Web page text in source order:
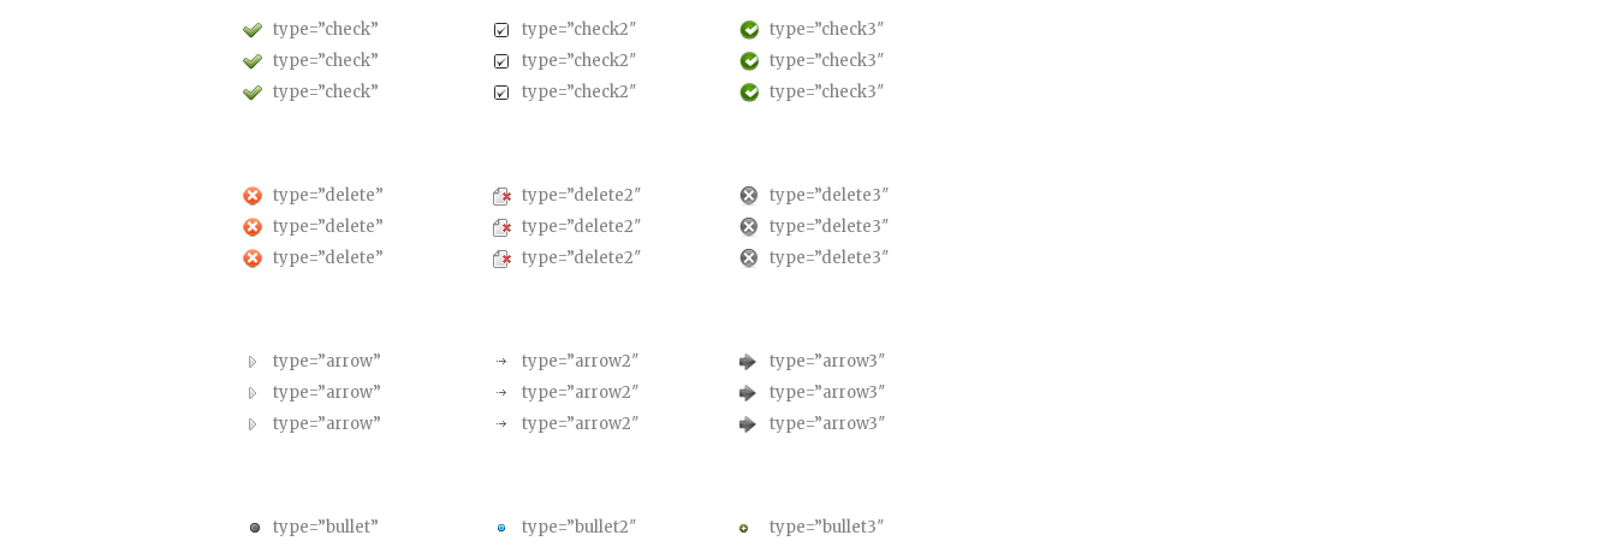
type=”check”
type=”check”
type=”check”
type=”check2″
type=”check2″
type=”check2″
type=”check3″
type=”check3″
type=”check3″
type=”delete”
type=”delete”
type=”delete”
type=”delete2″
type=”delete2″
type=”delete2″
type=”delete3″
type=”delete3″
type=”delete3″
type=”arrow”
type=”arrow”
type=”arrow”
type=”arrow2″
type=”arrow2″
type=”arrow2″
type=”arrow3″
type=”arrow3″
type=”arrow3″
type=”bullet”
type=”bullet2″
type=”bullet3″